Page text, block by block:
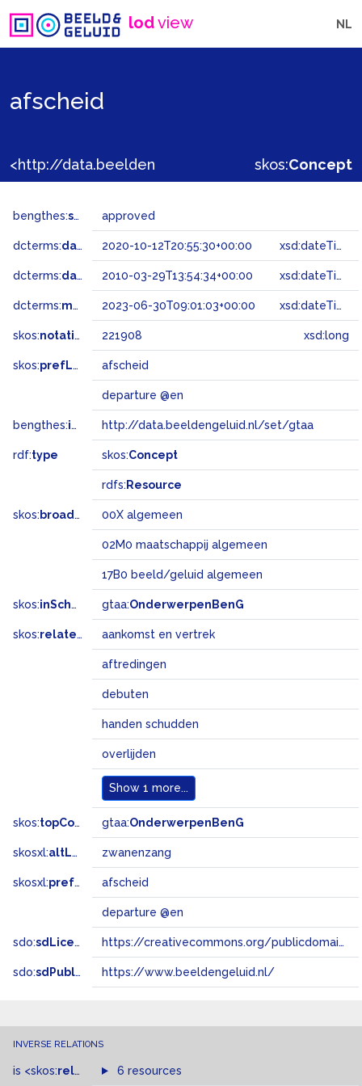
lodview NL
afscheid
skos:Concept
bengthes:status approved
dcterms:dateAccepted 2020-10-12T20:55:30+00:00 xsd:dateTime
dcterms:dateSubmitted 2010-03-29T13:54:34+00:00 xsd:dateTime
dcterms:modified 2023-06-30T09:01:03+00:00 xsd:dateTime
skos:notation 221908 xsd:long
skos:prefLabel afscheid
departure @en
bengthes:inSet http://data.beeldengeluid.nl/set/gtaa
rdf:type skos:Concept
rdfs: Resource
skos: broadMatch 00X algemeen
02M0 maatschappij algemeen
17B0 beeld/geluid algemeen
skos:inScheme gtaa:OnderwerpenBenG
skos:related aankomst en vertrek
aftredingen
debuten
handen schudden
overlijden
Show 1 more...
skos:topConceptOf gtaa:OnderwerpenBenG
skosxl:altLabel zwanenzang
skosxl:prefLabel afscheid
departure @en
sdo:sdLicense https://creativecommons.org/publicdomain/zero/1.0/
sdo:sdPublisher https://www.beeldengeluid.nl/
INVERSE RELATIONS
is <skos:related > of
6 resources